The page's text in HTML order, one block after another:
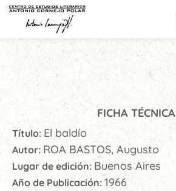
FICHA TÉCNICA
Título: El baldío
Autor: ROA BASTOS, Augusto
Lugar de edición: Buenos Aires
Año de Publicación:1966